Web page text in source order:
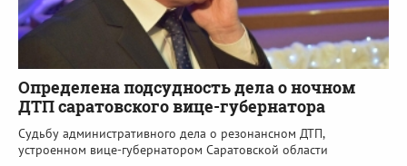
Определена подсудность дела о ночном
ДТП саратовского вице-губернатора
Судьбу административного дела о резонансном ДТП,
устроенном вице-губернатором Саратовской области